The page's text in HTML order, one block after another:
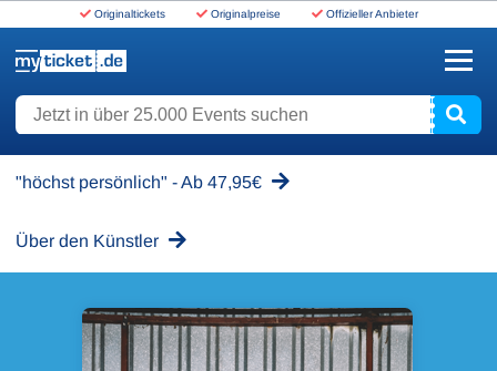
Originaltickets Originalpreise Offizieller Anbieter
Jetzt in über 25.000 Events suchen
"höchst persönlich" - Ab 47,95€
Über den Künstler